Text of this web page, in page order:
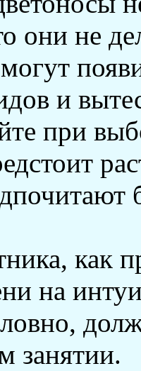
они не
и
при
как
на
занятии.